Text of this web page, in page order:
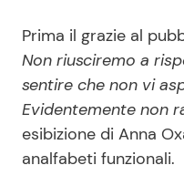
Prima il grazie al
Non riusciremo a
sentire che non vi
Evidentemente non
esibizione di Anna
analfabeti funzionali.